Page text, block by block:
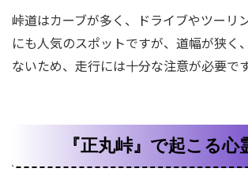
峠道はカーブが多く、ドライブやツーリ
にも人気のスポットですが、道幅が狭く
ないため、走行には十分な注意が必要です
『正丸峠』で起こる心